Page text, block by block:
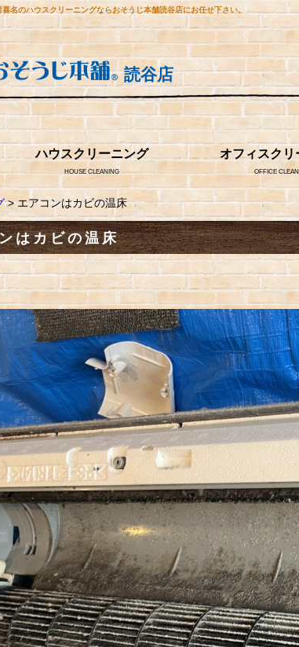
名のハウスクリーニングならおそうじ本舗読谷店にお任せ下さい。
読谷店
ハウスクリーニング
HOUSE CLEANING
オフィスクリ
OFFICE
> エアコンはカビの温床
はカビの温床